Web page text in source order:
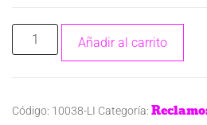
Añadir al carrito
Código: 10038-LI Categoría: